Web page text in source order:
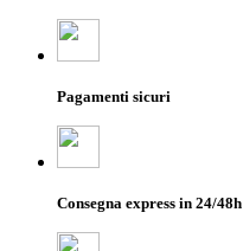
Pagamenti sicuri
Consegna express in 24/48h